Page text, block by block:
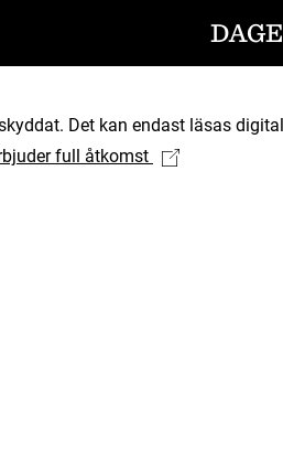
Det kan endast läsas
full åtkomst